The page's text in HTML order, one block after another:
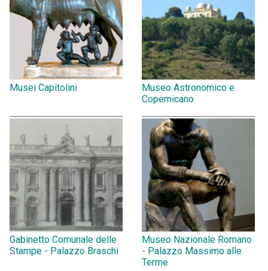
Musei Capitolini
Museo Astronomico e
Copernicano
Gabinetto Comunale delle
Stampe - Palazzo Braschi
Museo Nazionale Romano
- Palazzo Massimo alle
Terme